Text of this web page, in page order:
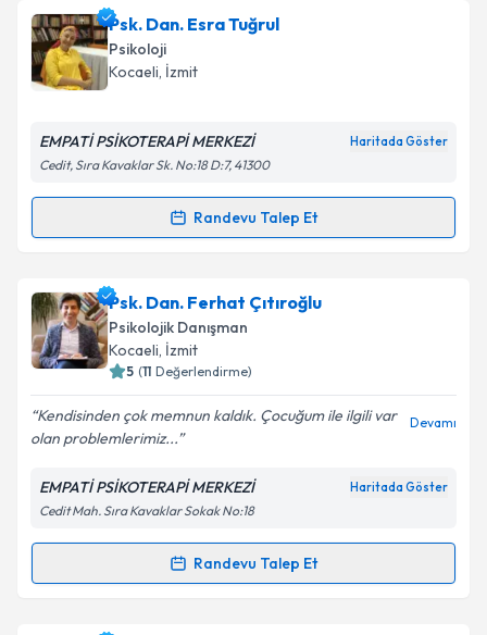
takvim hazırlandığında e-posta ile bilgilendireceğiz.
E-posta Adresiniz
Kişisel verilerimin işlenmesine ilişkin
Metni'ni okudum ve kişisel verilerimin belirtilen
kapsamda işlenmesini kabul ediyorum.
Psk. Dan. Esra Tuğrul
Psikoloji
Kocaeli, İzmit
EMPATİ PSİKOTERAPİ MERKEZİ Haritada Göster
Cedit, Sıra Kavaklar Sk. No:18 D:7, 41300
Randevu Talep Et
Randevu Takvimi Talebi
Psk. Dan. Esra Tuğruliçin randevu takvimi talebi
oluşturun. Size bu uzmandan randevu almanız için bir
takvim hazırlandığında e-posta ile bilgilendireceğiz.
Kişisel verilerimin işlenmesine ilişkin
Aydınlatma
Metni'ni okudum ve kişisel verilerimin belirtilen
kapsamda işlenmesini kabul ediyorum.
Psk. Dan. Ferhat Çıtıroğlu
Psikolojik Danışman
Kocaeli, İzmit
5 (11 Değerlendirme)
Kendisinden çok memnun kaldık. Çocuğum ile ilgili var
olan problemlerimiz...
Devamı
EMPATİ PSİKOTERAPİ MERKEZİ Haritada Göster
Cedit Mah. Sıra Kavaklar Sokak No:18
Randevu Talep Et
Randevu Takvimi Talebi